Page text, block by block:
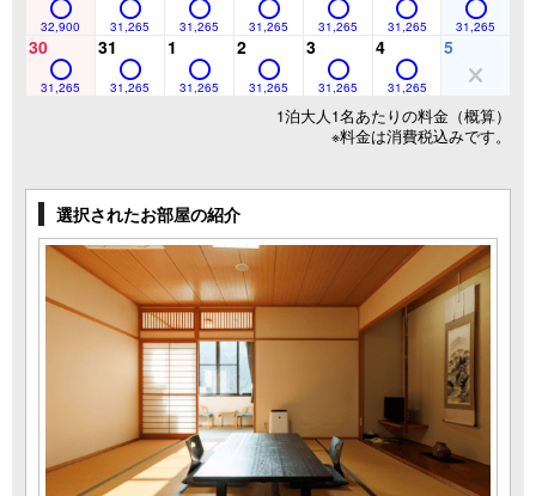
32,900 31,265 31,265 31,265 31,265 31,265 31,265
30
31,265
31
31,265
1
31,265
2
31,265
3
31,265
4
31,265
5
1泊大人1名あたりの料金（概算）
※料金は消費税込みです。
選択されたお部屋の紹介